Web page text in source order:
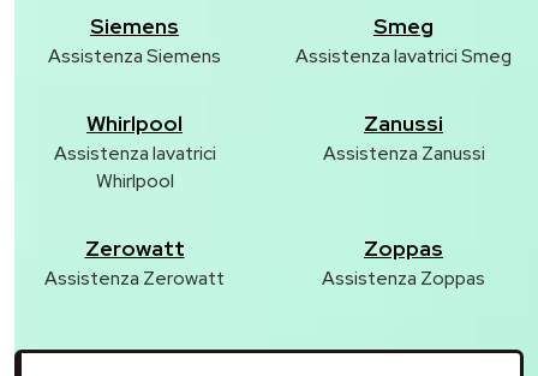
Siemens
Assistenza Siemens
Smeg
Assistenza lavatrici Smeg
Whirlpool
Assistenza lavatrici
Whirlpool
Zanussi
Assistenza Zanussi
Zerowatt
Assistenza Zerowatt
Zoppas
Assistenza Zoppas